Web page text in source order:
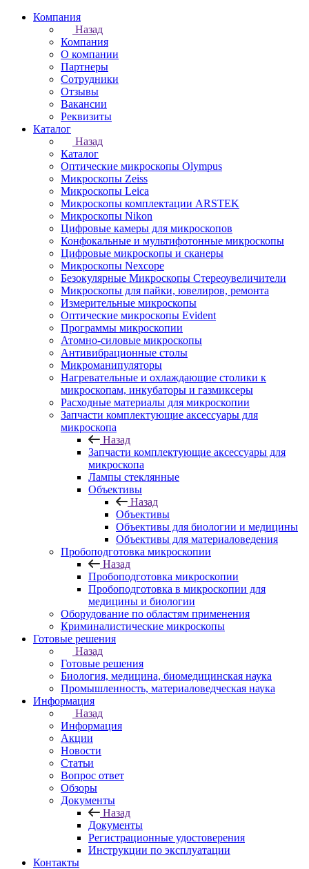
Компания
Назад
Компания
О компании
Партнеры
Сотрудники
Отзывы
Вакансии
Реквизиты
Каталог
Назад
Каталог
Оптические микроскопы Olympus
Микроскопы Zeiss
Микроскопы Leica
Микроскопы комплектации ARSTEK
Микроскопы Nikon
Цифровые камеры для микроскопов
Конфокальные и мультифотонные микроскопы
Цифровые микроскопы и сканеры
Микроскопы Nexcope
Безокулярные Микроскопы Стереоувеличители
Микроскопы для пайки, ювелиров, ремонта
Измерительные микроскопы
Оптические микроскопы Evident
Программы микроскопии
Атомно-силовые микроскопы
Антивибрационные столы
Микроманипуляторы
Нагревательные и охлаждающие столики к
микроскопам, инкубаторы и газмиксеры
Расходные материалы для микроскопии
Запчасти комплектующие аксессуары для
микроскопа
Назад
Запчасти комплектующие аксессуары для
микроскопа
Лампы стеклянные
Объективы
Назад
Объективы
Объективы для биологии и медицины
Объективы для материаловедения
Пробоподготовка микроскопии
Назад
Пробоподготовка микроскопии
Пробоподготовка в микроскопии для
медицины и биологии
Оборудование по областям применения
Криминалистические микроскопы
Готовые решения
Назад
Готовые решения
Биология, медицина, биомедицинская наука
Промышленность, материаловедческая наука
Информация
Назад
Информация
Акции
Новости
Статьи
Вопрос ответ
Обзоры
Документы
Назад
Документы
Регистрационные удостоверения
Инструкции по эксплуатации
Контакты